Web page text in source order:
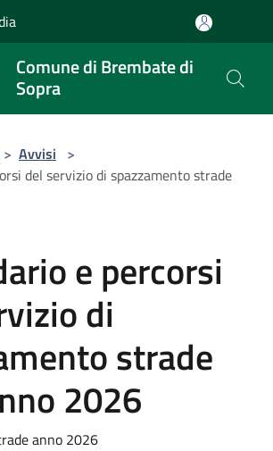
Comune di Brembate di
Sopra
> Avvisi >
del servizio di spazzamento strade
e percorsi
di
strade
2026
anno 2026